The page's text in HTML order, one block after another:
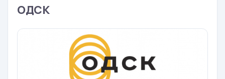
ОДСК